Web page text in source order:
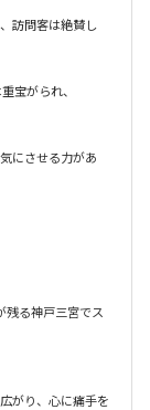
訪問客は絶賛し
宝がられ、
にさせる力があ
残る神戸三宮でス
がり、心に痛手を